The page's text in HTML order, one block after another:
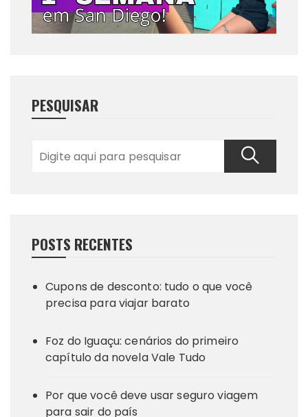
PESQUISAR
POSTS RECENTES
Cupons de desconto: tudo o que você
precisa para viajar barato
Foz do Iguaçu: cenários do primeiro
capítulo da novela Vale Tudo
Por que você deve usar seguro viagem
para sair do país